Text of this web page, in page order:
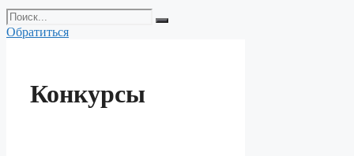
Обратиться
Конкурсы